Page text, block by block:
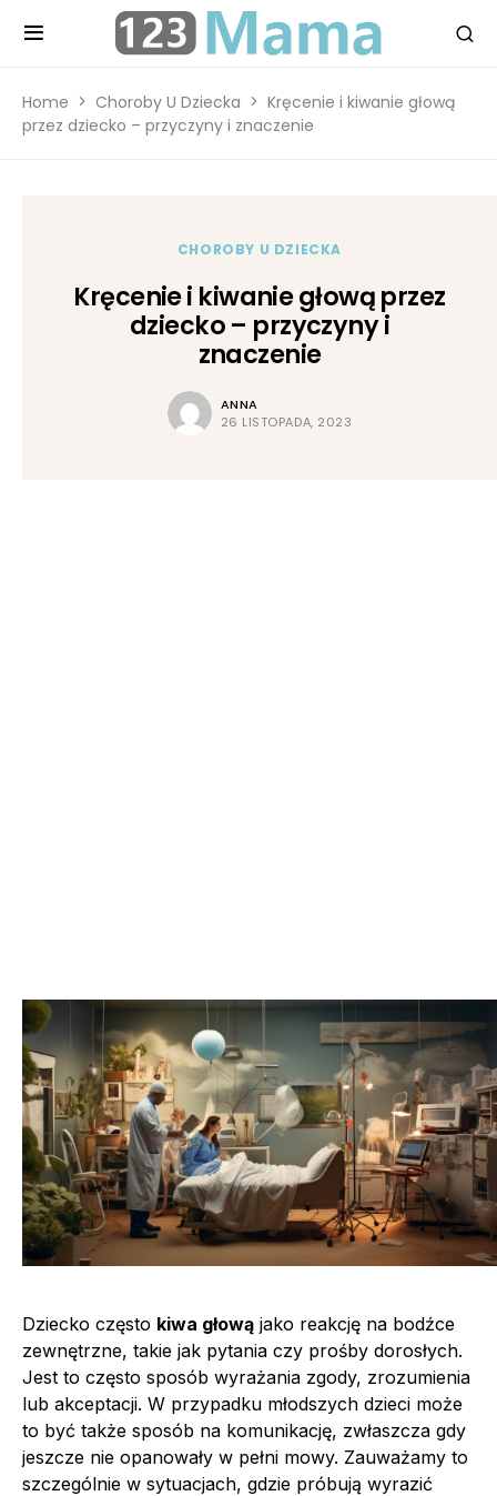
Home Choroby U Dziecka
Kręcenie i kiwanie głową
przez dziecko – przyczyny i znaczenie
CHOROBY U DZIECKA
Kręcenie i kiwanie głową przez
dziecko – przyczyny i
znaczenie
ANNA
26 LISTOPADA, 2023
Dziecko często kiwa głową jako reakcję na bodźce
zewnętrzne, takie jak pytania czy prośby dorosłych.
Jest to często sposób wyrażania zgody, zrozumienia
lub akceptacji. W przypadku młodszych dzieci może
to być także sposób na komunikację, zwłaszcza gdy
jeszcze nie opanowały w pełni mowy. Zauważamy to
szczególnie w sytuacjach, gdzie próbują wyrazić